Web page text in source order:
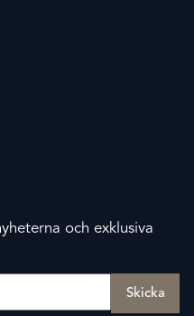
och exklusiva